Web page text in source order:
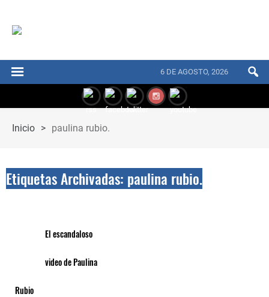
6 DE AGOSTO, 2026
Inicio > paulina rubio.
Etiquetas Archivadas: paulina rubio.
El escandaloso
video de Paulina
Rubio